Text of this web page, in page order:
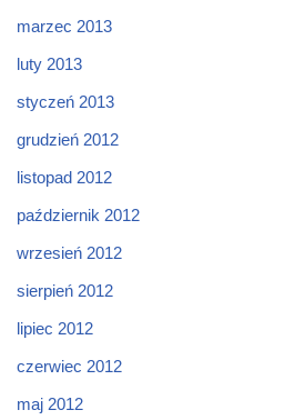
marzec 2013
luty 2013
styczeń 2013
grudzień 2012
listopad 2012
październik 2012
wrzesień 2012
sierpień 2012
lipiec 2012
czerwiec 2012
maj 2012